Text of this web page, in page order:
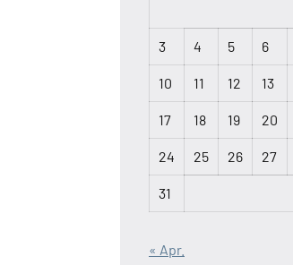
3 4 5 6
10 11 12 13
17 18 19 20
24 25 26 27
31
« Apr.